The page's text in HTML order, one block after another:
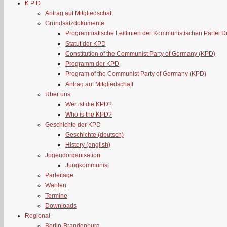
K P D
Antrag auf Mitgliedschaft
Grundsatzdokumente
Programmatische Leitlinien der Kommunistischen Partei
Statut der KPD
Constitution of the Communist Party of Germany (KPD)
Programm der KPD
Program of the Communist Party of Germany (KPD)
Antrag auf Mitgliedschaft
Über uns
Wer ist die KPD?
Who is the KPD?
Geschichte der KPD
Geschichte (deutsch)
History (english)
Jugendorganisation
Jungkommunist
Parteitage
Wahlen
Termine
Downloads
Regional